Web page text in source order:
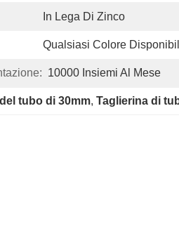
In Lega Di Zinco
Qualsiasi Colore
10000 Insiemi Al Mese
tubo di 30mm, Taglierina di